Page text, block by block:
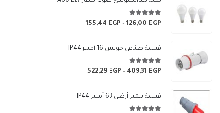
5.00 من 5
126,00 EGP
–
155,44 EGP
نطاق
من
فيشة صناعي جويس 16 أمبير IP44
5.00 من 5
409,31 EGP
–
522,29 EGP
نطاق
من
فيشة بيميز أرضي 63 أمبير IP44